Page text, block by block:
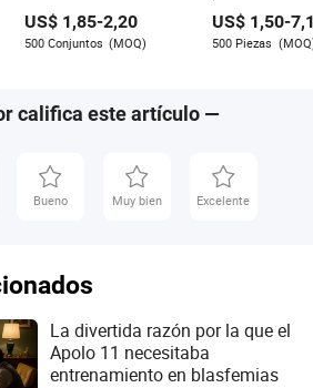
US$ 1,85-2,20
500 Conjuntos (MOQ)
certificado CE
para fútbol,
senderismo
US$ 1,50-
500 Piezas
califica este artículo —
Bueno Muy bien Excelente
La divertida razón por la que el
Apolo 11 necesitaba
entrenamiento en blasfemias